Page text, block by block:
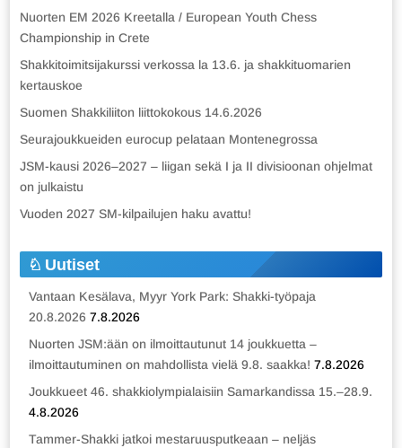
Nuorten EM 2026 Kreetalla / European Youth Chess
Championship in Crete
Shakkitoimitsijakurssi verkossa la 13.6. ja shakkituomarien
kertauskoe
Suomen Shakkiliiton liittokokous 14.6.2026
Seurajoukkueiden eurocup pelataan Montenegrossa
JSM-kausi 2026–2027 – liigan sekä I ja II divisioonan ohjelmat
on julkaistu
Vuoden 2027 SM-kilpailujen haku avattu!
Uutiset
Vantaan Kesälava, Myyr York Park: Shakki-työpaja
20.8.2026 7.8.2026
Nuorten JSM:ään on ilmoittautunut 14 joukkuetta –
ilmoittautuminen on mahdollista vielä 9.8. saakka! 7.8.2026
Joukkueet 46. shakkiolympialaisiin Samarkandissa 15.–28.9.
4.8.2026
Tammer-Shakki jatkoi mestaruusputkeaan – neljäs